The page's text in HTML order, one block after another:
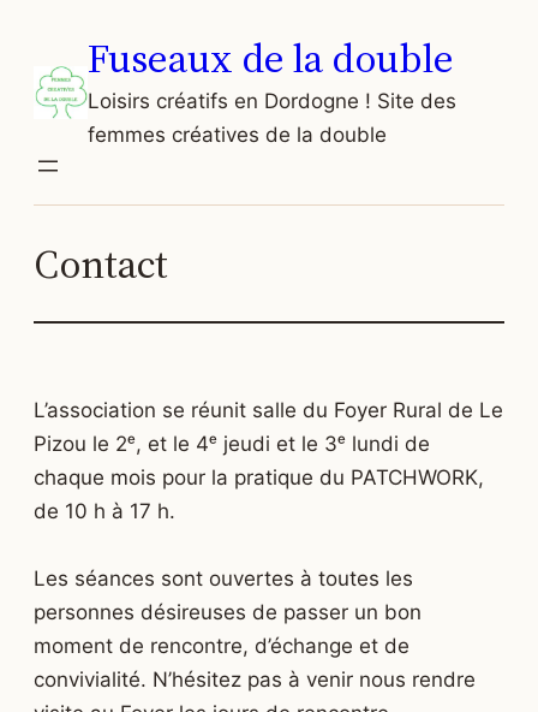
contenu
Fuseaux de la double
Loisirs créatifs en Dordogne ! Site des
femmes créatives de la double
Contact
L’association se réunit salle du Foyer Rural de Le
Pizou le 2ᵉ, et le 4ᵉ jeudi et le 3ᵉ lundi de
chaque mois pour la pratique du PATCHWORK,
de 10 h à 17 h.
Les séances sont ouvertes à toutes les
personnes désireuses de passer un bon
moment de rencontre, d’échange et de
convivialité. N’hésitez pas à venir nous rendre